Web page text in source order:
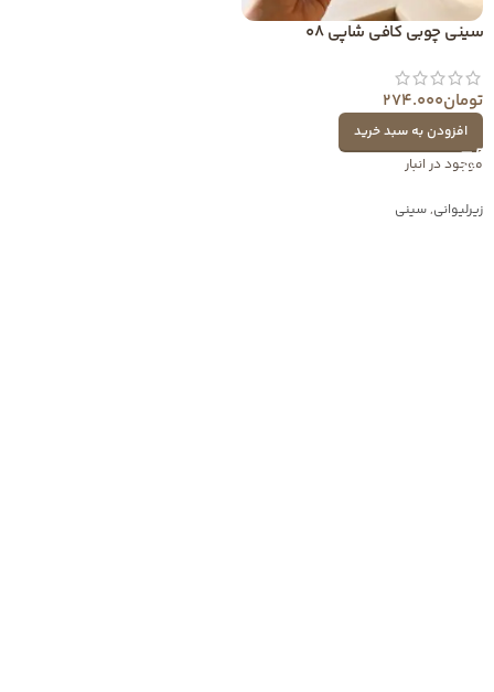
سینی چوبی کافی شاپی 08
تومان274.000
افزودن به سبد خرید
موجود در انبار
زیرلیوانی,سینی